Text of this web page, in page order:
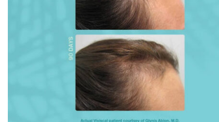
Trị liệu vi điểm là phương pháp điều trị rụng tóc không
phẫu thuật, trong đó hoạt chất được đưa trực tiếp vào